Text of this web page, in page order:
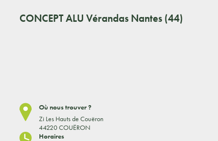
CONCEPT ALU Vérandas Nantes (44)
Où nous trouver ?
Zi Les Hauts de Couëron
44220 COUËRON
Horaires